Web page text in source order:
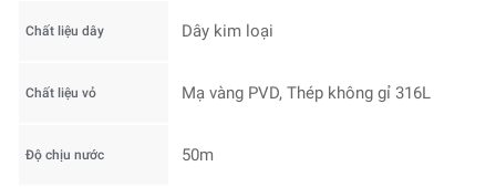
Chất liệu dây Dây kim loại
Chất liệu vỏ Mạ vàng PVD, Thép không gỉ 316L
Độ chịu nước 50m